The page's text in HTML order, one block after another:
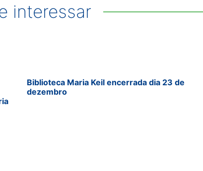
interessar
Biblioteca Maria Keil encerrada dia 23 de
dezembro